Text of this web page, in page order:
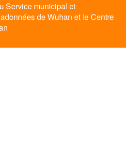
Service municipal et
de Wuhan et le Centre